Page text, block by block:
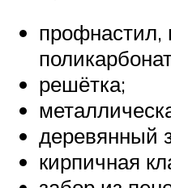
решётка;
деревянный
кирпичная